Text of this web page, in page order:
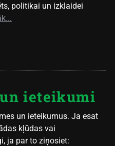
politikai un izklaidei
ieteikumi
un ieteikumus. Ja esat
kļūdas vai
ja par to ziņosiet: